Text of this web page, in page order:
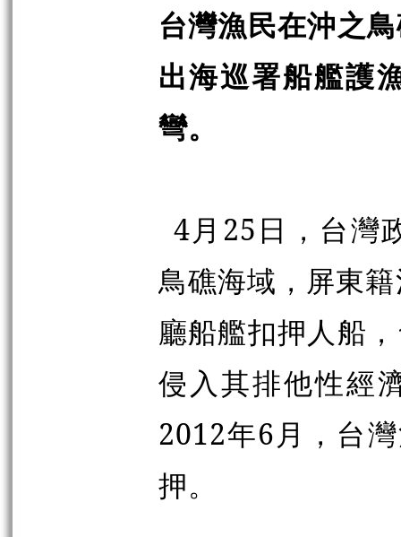
台灣漁民在沖之
出海巡署船艦護
彎。
4月25日，台灣
鳥礁海域，屏東
廳船艦扣押人船
侵入其排他性經
2012年6月，台
押。